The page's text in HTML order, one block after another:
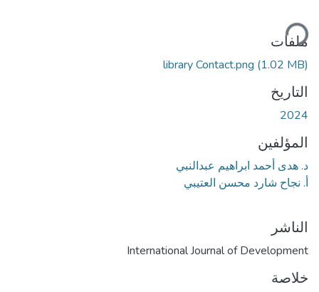
ملفات
library Contact.png (1.02 MB)
التاريخ
2024
المؤلفين
د. هدى أحمد ابراهيم عبدالنبي
أ. نجاح شارد محسن العتيبي
الناشر
International Journal of Development
خلاصة